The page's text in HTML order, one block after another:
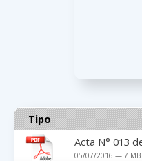
Tipo
Acta N° 013
05/07/2016 — 7 MB